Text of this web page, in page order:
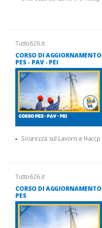
Tutto626.it
CORSO DI AGGIORNAMENTO
PES - PAV - PEI
Sicurezza sul Lavoro e Haccp
Tutto626.it
CORSO DI AGGIORNAMENTO
PES